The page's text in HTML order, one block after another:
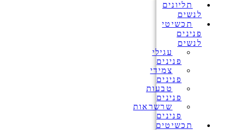
תליונים
לנשים
תכשיטי
פנינים
לנשים
עגילי
פנינים
צמידי
פנינים
טבעות
פנינים
שרשראות
פנינים
תכשיטים